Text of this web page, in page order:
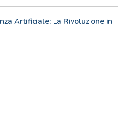
Artificiale: La Rivoluzione in